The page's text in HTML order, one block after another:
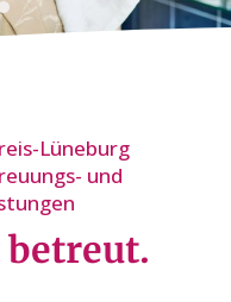
Lüneburg
und